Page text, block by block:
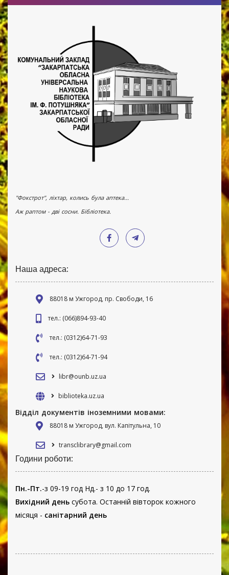
"Фокстрот", ліхтар, колись була аптека...
Аж раптом - дві сосни. Бібліотека.
Наша адреса:
88018 м Ужгород, пр. Свободи, 16
тел.: (066)894-93-40
тел.: (0312)64-71-93
тел.: (0312)64-71-94
libr@ounb.uz.ua
biblioteka.uz.ua
Відділ документів іноземними мовами:
88018 м Ужгород, вул. Капітульна, 10
transclibrary@gmail.com
Години роботи:
Пн.-Пт.-з 09-19 год Нд.- з 10 до 17 год.
Вихідний день субота. Останній вівторок кожного
місяця - санітарний день